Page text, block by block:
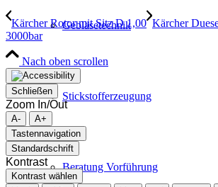
Gebläsetechnik
Stickstofferzeugung
Beratung Vorführung
Kärcher Rotor mit Sitz D 1,00 Kärcher
3000bar
Nach oben scrollen
Schließen
Zoom In/Out
A-
A+
Tastennavigation
Standardschrift
Kontrast
Kontrast wählen